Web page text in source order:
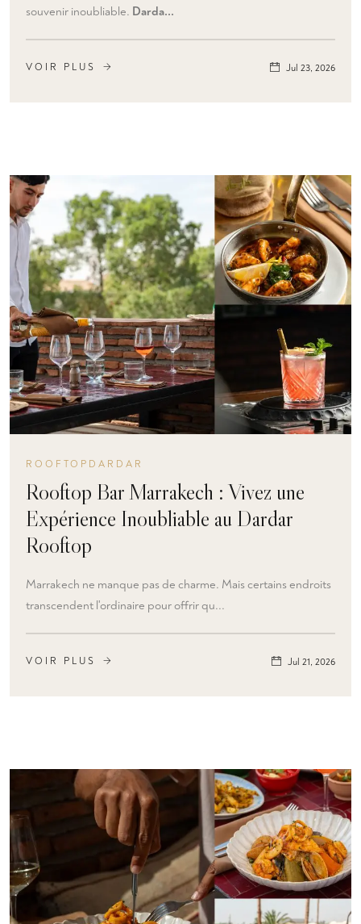
souvenir inoubliable. Darda...
VOIR PLUS Jul 23, 2026
ROOFTOPDARDAR
Rooftop Bar Marrakech : Vivez une
Expérience Inoubliable au Dardar
Rooftop
Marrakech ne manque pas de charme. Mais certains endroits
transcendent l'ordinaire pour offrir qu...
VOIR PLUS Jul 21, 2026